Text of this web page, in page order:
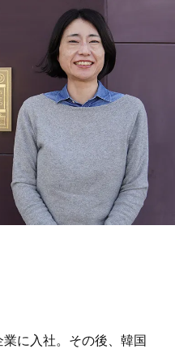
に入社。その後、韓国